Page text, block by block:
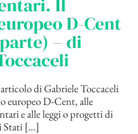
Il
D-Cent
– di
di Gabriele Toccaceli
europeo D-Cent, alle
e alle leggi o progetti di
Stati [...]